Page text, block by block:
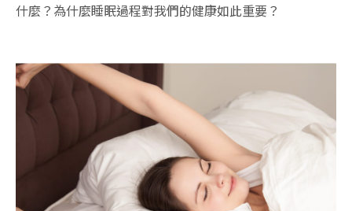
什麼？為什麼睡眠過程對我們的健康如此重要？